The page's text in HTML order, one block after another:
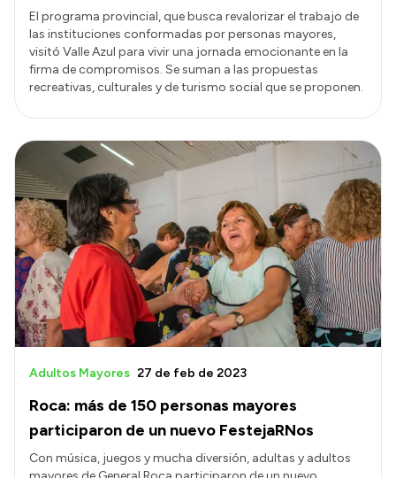
El programa provincial, que busca revalorizar el trabajo de
las instituciones conformadas por personas mayores,
visitó Valle Azul para vivir una jornada emocionante en la
firma de compromisos. Se suman a las propuestas
recreativas, culturales y de turismo social que se proponen.
Roca: más de 150 personas mayores
participaron de un nuevo FestejaRNos
Adultos Mayores 27 de feb de 2023
Con música, juegos y mucha diversión, adultas y adultos